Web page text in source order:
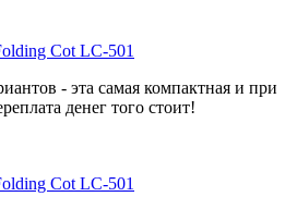
Cot LC-501
- эта самая компактная и при
денег того стоит!
Cot LC-501